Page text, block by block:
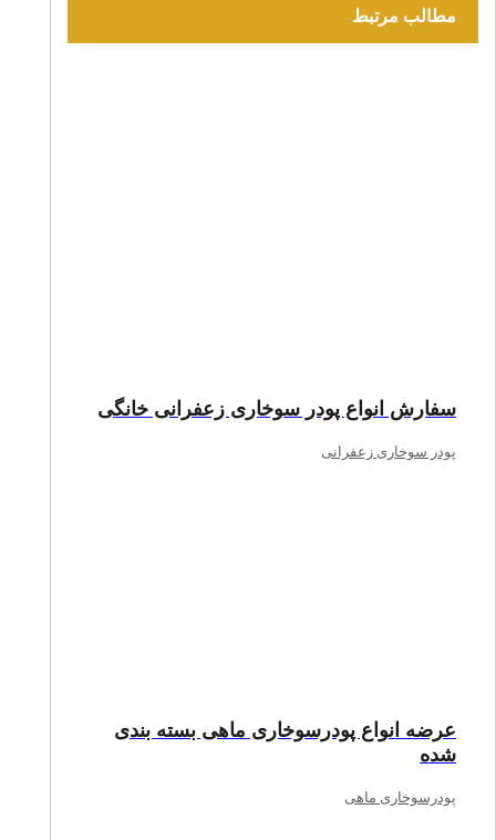
مطالب مرتبط
سفارش انواع پودر سوخاری زعفرانی خانگی
پودر سوخاری زعفرانی
عرضه انواع پودرسوخاری ماهی بسته بندی
شده
پودرسوخاری ماهی